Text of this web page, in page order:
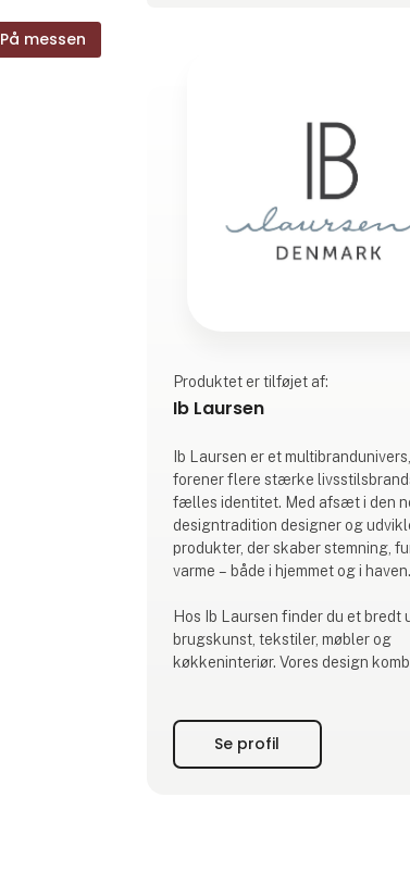
På messen
Produktet er tilføjet af:
Ib Laursen
Ib Laursen er et
forener flere stærke
fælles identitet. Med afsæt i den
designtradition designer og
produkter, der skaber stemning,
varme – både i hjemmet og i haven.
Hos Ib Laursen finder du et bredt
brugskunst, tekstiler, møbler og
køkkeninteriør. Vores design
skabe et personligt udtryk, der
Se profil